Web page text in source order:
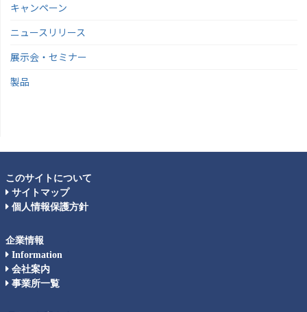
キャンペーン
ニュースリリース
展示会・セミナー
製品
このサイトについて
サイトマップ
個人情報保護方針
企業情報
Information
会社案内
事業所一覧